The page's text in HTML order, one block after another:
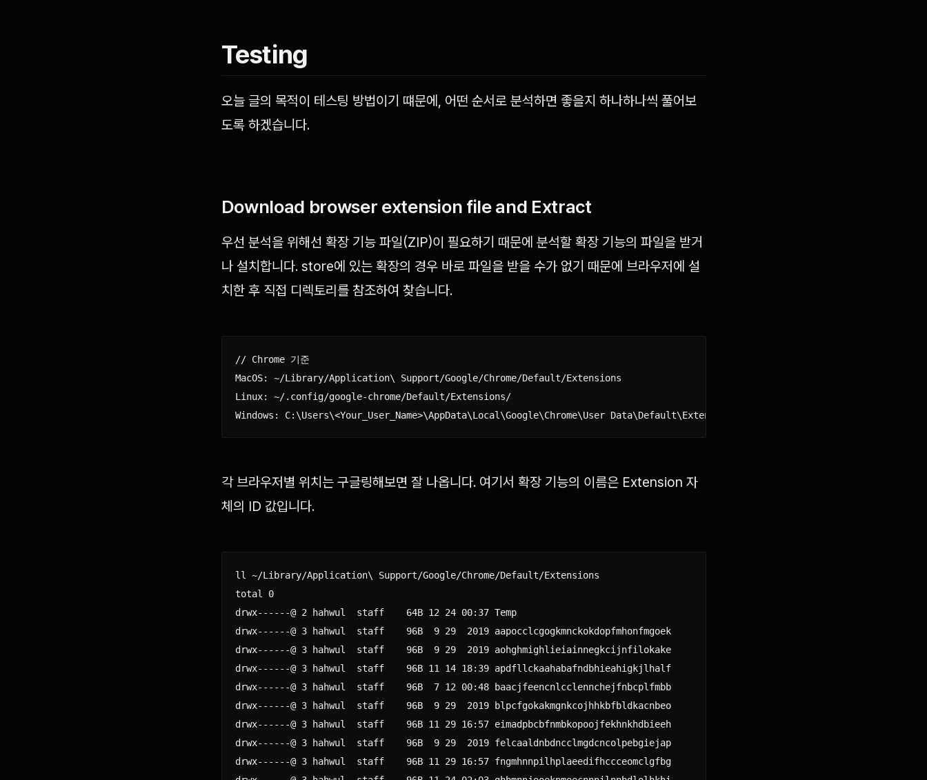
Testing
오늘 글의 목적이 테스팅 방법이기 떄문에, 어떤 순서로 분석하면 좋을지 하나하나씩 풀어보
도록 하겠습니다.
Download browser extension file and Extract
우선 분석을 위해선 확장 기능 파일(ZIP)이 필요하기 때문에 분석할 확장 기능의 파일을 받거
나 설치합니다. store에 있는 확장의 경우 바로 파일을 받을 수가 없기 때문에 브라우저에 설
치한 후 직접 디렉토리를 참조하여 찾습니다.
// Chrome 기준
MacOS: ~/Library/Application\ Support/Google/Chrome/Default/Extensions
Linux: ~/.config/google-chrome/Default/Extensions/
각 브라우저별 위치는 구글링해보면 잘 나옵니다. 여기서 확장 기능의 이름은 Extension 자
체의 ID 값입니다.
ll ~/Library/Application\ Support/Google/Chrome/Default/Extensions
total 0
drwx------@ 2 hahwul  staff    64B 12 24 00:37 Temp
drwx------@ 3 hahwul  staff    96B  9 29  2019 aapocclcgogkmnckokdopfmhonfmgoek
drwx------@ 3 hahwul  staff    96B  9 29  2019 aohghmighlieiainnegkcijnfilokake
drwx------@ 3 hahwul  staff    96B 11 14 18:39 apdfllckaahabafndbhieahigkjlhalf
drwx------@ 3 hahwul  staff    96B  7 12 00:48 baacjfeencnlcclennchejfnbcplfmbb
drwx------@ 3 hahwul  staff    96B  9 29  2019 blpcfgokakmgnkcojhhkbfbldkacnbeo
drwx------@ 3 hahwul  staff    96B 11 29 16:57 eimadpbcbfnmbkopoojfekhnkhdbieeh
drwx------@ 3 hahwul  staff    96B  9 29  2019 felcaaldnbdncclmgdcncolpebgiejap
drwx------@ 3 hahwul  staff    96B 11 29 16:57 fngmhnnpilhplaeedifhccceomclgfbg